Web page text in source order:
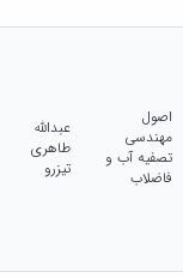
اصول
مهندسی
تصفیه آب و
فاضلاب
عبدالله
طاهری
تیزرو